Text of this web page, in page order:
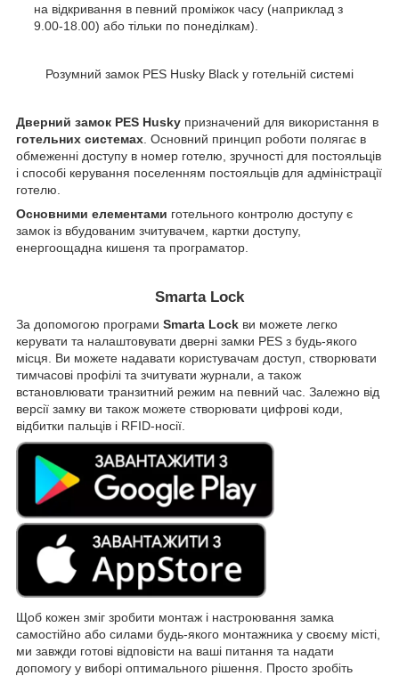
на відкривання в певний проміжок часу (наприклад з
9.00-18.00) або тільки по понеділкам).
Розумний замок PES Husky Black у готельній системі
Дверний замок PES Husky призначений для використання в
готельних системах . Основний принцип роботи полягає в
обмеженні доступу в номер готелю, зручності для постояльців
і способі керування поселенням постояльців для адміністрації
готелю.
Основними елементами готельного контролю доступу є
замок із вбудованим зчитувачем, картки доступу,
енергоощадна кишеня та програматор.
Smarta Lock
За допомогою програми Smarta Lock ви можете легко
керувати та налаштовувати дверні замки PES з будь-якого
місця. Ви можете надавати користувачам доступ, створювати
тимчасові профілі та зчитувати журнали, а також
встановлювати транзитний режим на певний час. Залежно від
версії замку ви також можете створювати цифрові коди,
відбитки пальців і RFID-носії.
Щоб кожен зміг зробити монтаж і настроювання замка
самостійно або силами будь-якого монтажника у своєму місті,
ми завжди готові відповісти на ваші питання та надати
допомогу у виборі оптимального рішення. Просто зробіть